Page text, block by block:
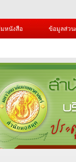
มหนังสือ ข้อมูลส่ว